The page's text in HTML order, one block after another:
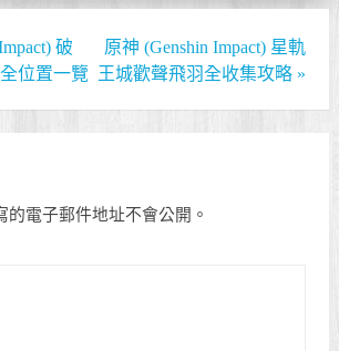
破
位置一覽
原神 (Genshin Impact) 星軌
王城歡聲飛羽全收集攻略 »
的電子郵件地址不會公開。